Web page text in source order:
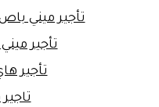
تأجير ميني
تأجير
تأجير